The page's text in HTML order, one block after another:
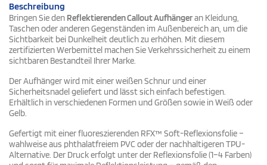
Beschreibung
Bringen Sie den Reflektierenden Callout Aufhängeran Kleidung,
Taschen oder anderen Gegenständen im Außenbereich an, um die
Sichtbarkeit bei Dunkelheit deutlich zu erhöhen. Mit diesem
zertifizierten Werbemittel machen Sie Verkehrssicherheit zu einem
sichtbaren Bestandteil Ihrer Marke.
Der Aufhänger wird mit einer weißen Schnur und einer
Sicherheitsnadel geliefert und lässt sich einfach befestigen.
Erhältlich in verschiedenen Formen und Größen sowie in Weiß oder
Gelb.
Gefertigt mit einer fluoreszierenden RFX™ Soft-Reflexionsfolie –
wahlweise aus phthalatfreiem PVC oder der nachhaltigeren TPU-
Alternative. Der Druck erfolgt unter der Reflexionsfolie (1–4 Farben)